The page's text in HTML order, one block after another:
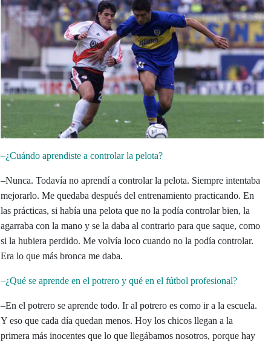
–¿Cuándo aprendiste a controlar la pelota?
–Nunca. Todavía no aprendí a controlar la pelota. Siempre intentaba
mejorarlo. Me quedaba después del entrenamiento practicando. En
las prácticas, si había una pelota que no la podía controlar bien, la
agarraba con la mano y se la daba al contrario para que saque, como
si la hubiera perdido. Me volvía loco cuando no la podía controlar.
Era lo que más bronca me daba.
–¿Qué se aprende en el potrero y qué en el fútbol profesional?
–En el potrero se aprende todo. Ir al potrero es como ir a la escuela.
Y eso que cada día quedan menos. Hoy los chicos llegan a la
primera más inocentes que lo que llegábamos nosotros, porque hay